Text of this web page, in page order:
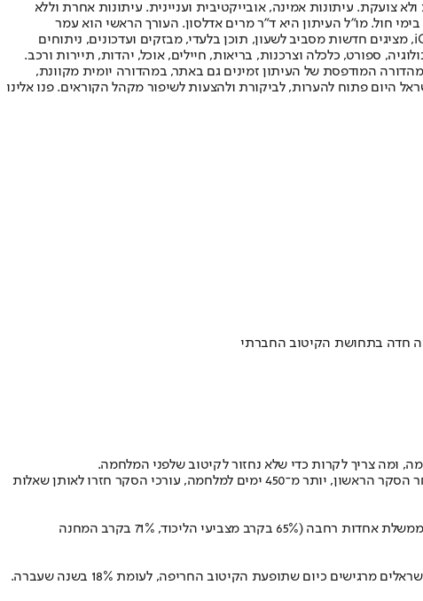
צועקת. עיתונות אמינה, אובייקטיבית ועניינית. עיתונות אחרת וללא
שיעור החשיפה הגבוה ביותר בימי חול. מו"ל העיתון היא ד"ר מרים אדלסון. העורך הראשי הוא עמר
לחמנוביץ, והעורך המייסד הוא עמוס רגב. אתרי האינטרנט של "ישראל היום" בעברית ובאנגלית, כמו כן היישומונים (אפליקציות) לאנדרואיד ול-iOS, מציגים חדשות מסביב לשעון, תוכן בלעדי, מבזקים ועדכונים, ניתוחים
ספורט, כלכלה וצרכנות, בריאות, חיילים, אוכל, יהדות, תיירות ורכב.
המודפסת של העיתון זמינים גם באתר, במהדורה יומית מקוונת,
היום פתוח להערות, לביקורת ולהצעות לשיפור מקהל הקוראים. פנו אלינו
בינואר 2024, תנועת "פנימה" וקרן רודרמן ערכו סקר מיוחד שבחן את תחושת האחדות בציבור הישראלי, 100 ימים לאחר פרוץ המלחמה. שנה לאחר הסקר הראשון, יותר מ־450 ימים למלחמה, עורכי הסקר חזרו לאותן שאלות
על פי ממצאי הסקר, אי־השבת החטופים נותרה הנושא המרכזי הגורם לייאוש בקרב הישראלים כיום (28%), ו־60% מהציבור הישראלי בעד הקמת ממשלת אחדות רחבה (65% בקרב מצביעי הליכוד, 71% בקרב המחנה
הממצאים המדאיגים מעלים כי תחושת האחדות שאפיינה את תחילת המלחמה מתפוררת (צניחה של 42% בתחושת האחדות בציבור), ו־50% מהישראלים מרגישים כיום שתופעת הקיטוב החריפה, לעומת 18% בשנה שעברה.